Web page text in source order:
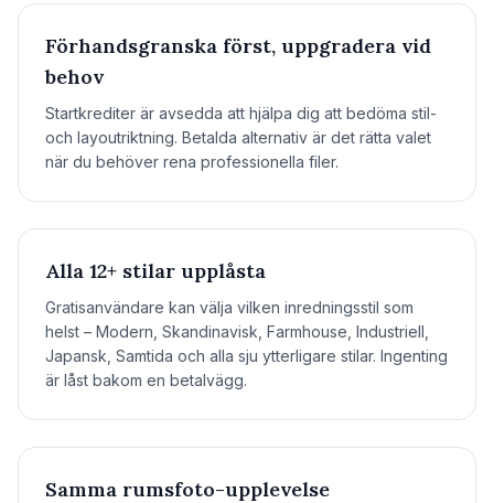
Förhandsgranska först, uppgradera vid
behov
Startkrediter är avsedda att hjälpa dig att bedöma stil-
och layoutriktning. Betalda alternativ är det rätta valet
när du behöver rena professionella filer.
Alla 12+ stilar upplåsta
Gratisanvändare kan välja vilken inredningsstil som
helst – Modern, Skandinavisk, Farmhouse, Industriell,
Japansk, Samtida och alla sju ytterligare stilar. Ingenting
är låst bakom en betalvägg.
Samma rumsfoto-upplevelse